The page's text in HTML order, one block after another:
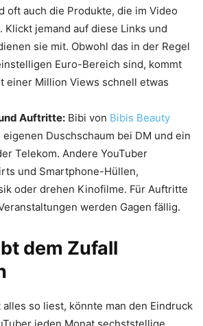
oft auch die Produkte, die im Video
Klickt jemand auf diese Links und
sie mit. Obwohl das in der Regel
Euro-Bereich sind, kommt
einer Million Views schnell etwas
Auftritte: Bibi von Bibis Beauty
eigenen Duschschaum bei DM und ein
Telekom. Andere YouTuber
und Smartphone-Hüllen,
oder drehen Kinofilme. Für Auftritte
werden Gagen fällig.
dem Zufall
alles so liest, könnte man den Eindruck